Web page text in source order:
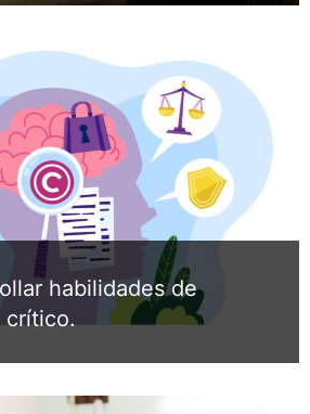
habilidades de
crítico.